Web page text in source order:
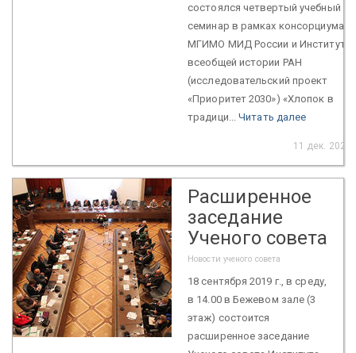
состоялся четвертый учебный
семинар в рамках консорциума
МГИМО МИД России и Института
всеобщей истории РАН
(исследовательский проект
«Приоритет 2030») «Хлопок в
традици...Читать далее
11 дек. 2022
Расширенное
заседание
Ученого совета
Новости ученого совета
18 сентября 2019 г., в среду,
в 14.00 в Бежевом зале (3
этаж) состоится
расширенное заседание